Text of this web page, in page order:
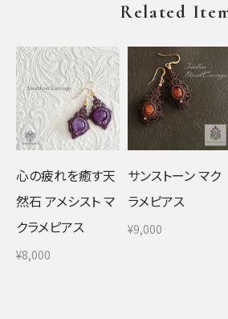
Related
心の疲れを癒す天
然石 アメシスト マ
クラメピアス
¥8,000
サンストーン マク
ラメピアス
¥9,000